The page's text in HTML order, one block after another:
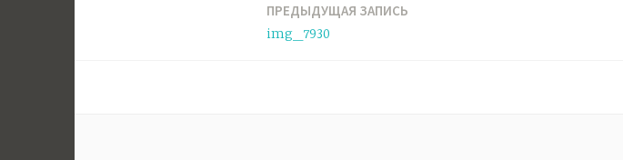
ПРЕДЫДУЩАЯ ЗАПИСЬ
img_7930